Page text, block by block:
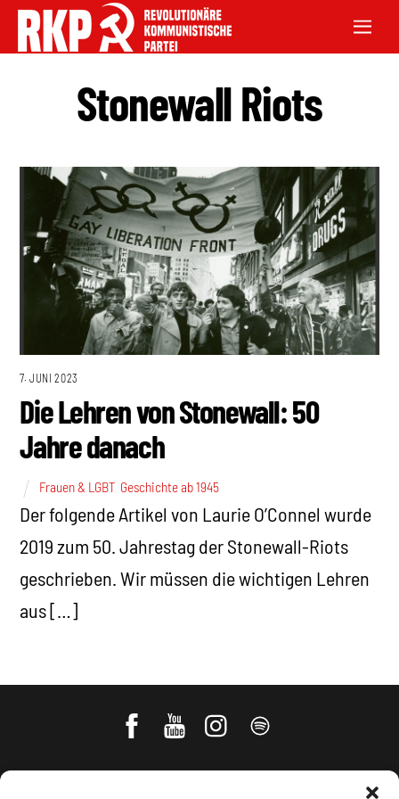
Stonewall Riots
7. JUNI 2023
Die Lehren von Stonewall: 50
Jahre danach
Frauen & LGBT Geschichte ab 1945
Der folgende Artikel von Laurie O’Connel wurde
2019 zum 50. Jahrestag der Stonewall-Riots
geschrieben. Wir müssen die wichtigen Lehren
aus […]